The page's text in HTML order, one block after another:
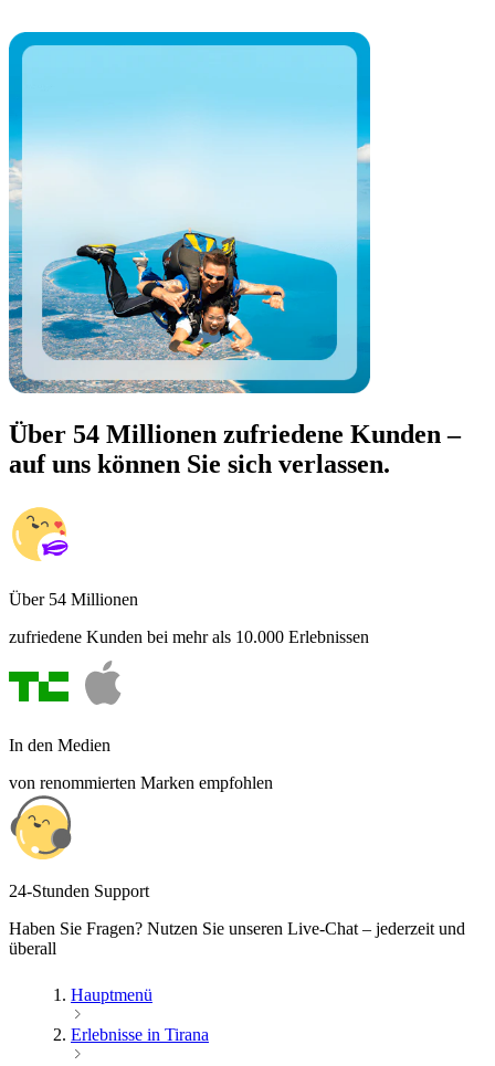
Über 54 Millionen zufriedene Kunden –
auf uns können Sie sich verlassen.
Über 54 Millionen
zufriedene Kunden bei mehr als 10.000 Erlebnissen
In den Medien
von renommierten Marken empfohlen
24-Stunden Support
Haben Sie Fragen? Nutzen Sie unseren Live-Chat – jederzeit und
überall
Hauptmenü
Erlebnisse in Tirana